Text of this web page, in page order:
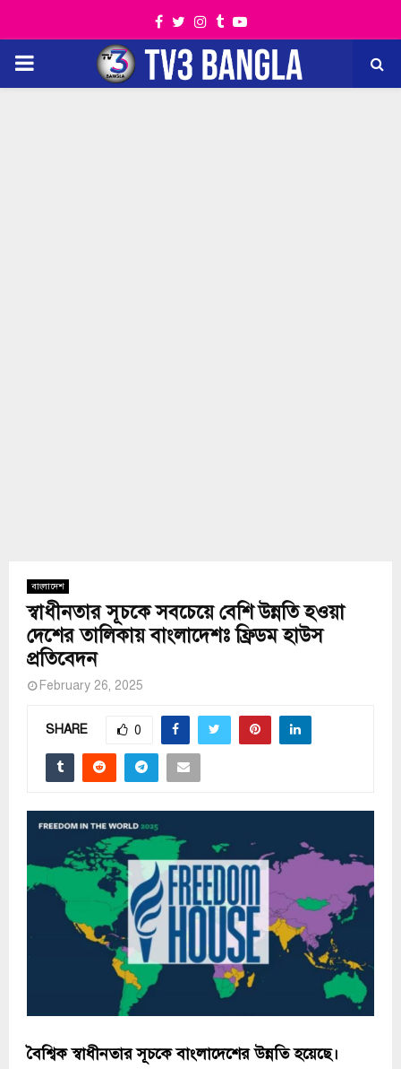
Facebook
TwitterInstagram
TumblrYoutube
PRIMARY
বাংলাদেশ
স্বাধীনতার সূচকে সবচেয়ে বেশি উন্নতি হওয়া
দেশের তালিকায় বাংলাদেশঃ ফ্রিডম হাউস
প্রতিবেদন
February 26, 2025
SHARE 0
বৈশ্বিক স্বাধীনতার সূচকে বাংলাদেশের উন্নতি হয়েছে।